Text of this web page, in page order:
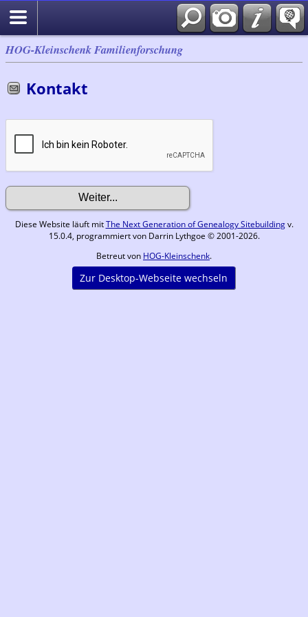
HOG-Kleinschenk Familienforschung
Kontakt
Diese Website läuft mitThe Next Generation of Genealogy Sitebuildingv.
15.0.4, programmiert von Darrin Lythgoe © 2001-2026.
Betreut von HOG-Kleinschenk.
Zur Desktop-Webseite wechseln